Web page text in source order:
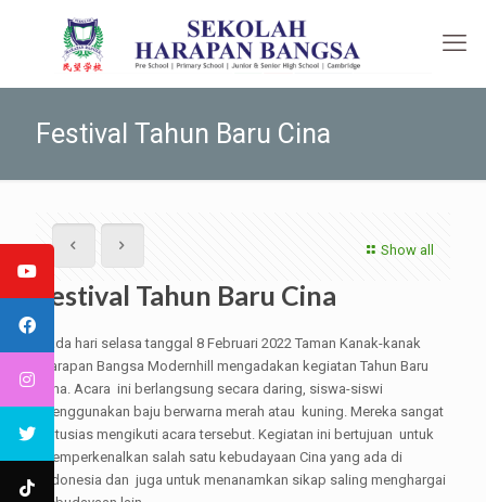
Festival Tahun Baru Cina
Show all
Festival Tahun Baru Cina
Pada hari selasa tanggal 8 Februari 2022 Taman Kanak-kanak
Harapan Bangsa Modernhill mengadakan kegiatan Tahun Baru
Cina. Acara ini berlangsung secara daring, siswa-siswi
menggunakan baju berwarna merah atau kuning. Mereka sangat
antusias mengikuti acara tersebut. Kegiatan ini bertujuan untuk
memperkenalkan salah satu kebudayaan Cina yang ada di
Indonesia dan juga untuk menanamkan sikap saling menghargai